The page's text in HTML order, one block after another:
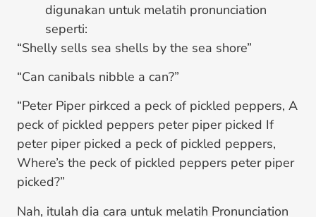
digunakan untuk melatih pronunciation
seperti:
“Shelly sells sea shells by the sea shore”
“Can canibals nibble a can?”
“Peter Piper pirkced a peck of pickled peppers, A
peck of pickled peppers peter piper picked If
peter piper picked a peck of pickled peppers,
Where’s the peck of pickled peppers peter piper
picked?”
Nah, itulah dia cara untuk melatih Pronunciation